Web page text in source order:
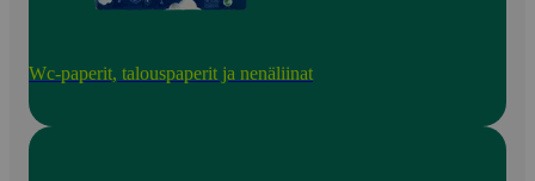
Wc-paperit, talouspaperit ja nenäliinat